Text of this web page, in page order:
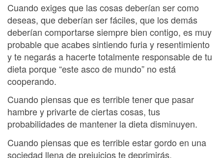
Cuando exiges que las cosas deberían ser como
deseas, que deberían ser fáciles, que los demás
deberían comportarse siempre bien contigo, es muy
probable que acabes sintiendo furia y resentimiento
y te negarás a hacerte totalmente responsable de tu
dieta porque “este asco de mundo” no está
cooperando.
Cuando piensas que es terrible tener que pasar
hambre y privarte de ciertas cosas, tus
probabilidades de mantener la dieta disminuyen.
Cuando piensas que es terrible estar gordo en una
sociedad llena de prejuicios te deprimirás.